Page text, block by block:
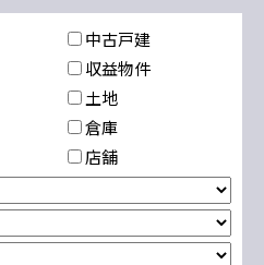
中古戸建
収益物件
土地
倉庫
店舗